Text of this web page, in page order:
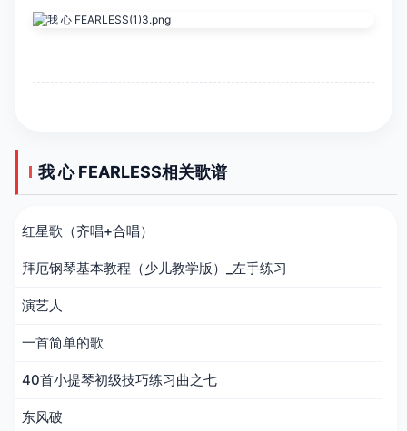
我 心 FEARLESS相关歌谱
红星歌（齐唱+合唱）
拜厄钢琴基本教程（少儿教学版）_左手练习
演艺人
一首简单的歌
40首小提琴初级技巧练习曲之七
东风破